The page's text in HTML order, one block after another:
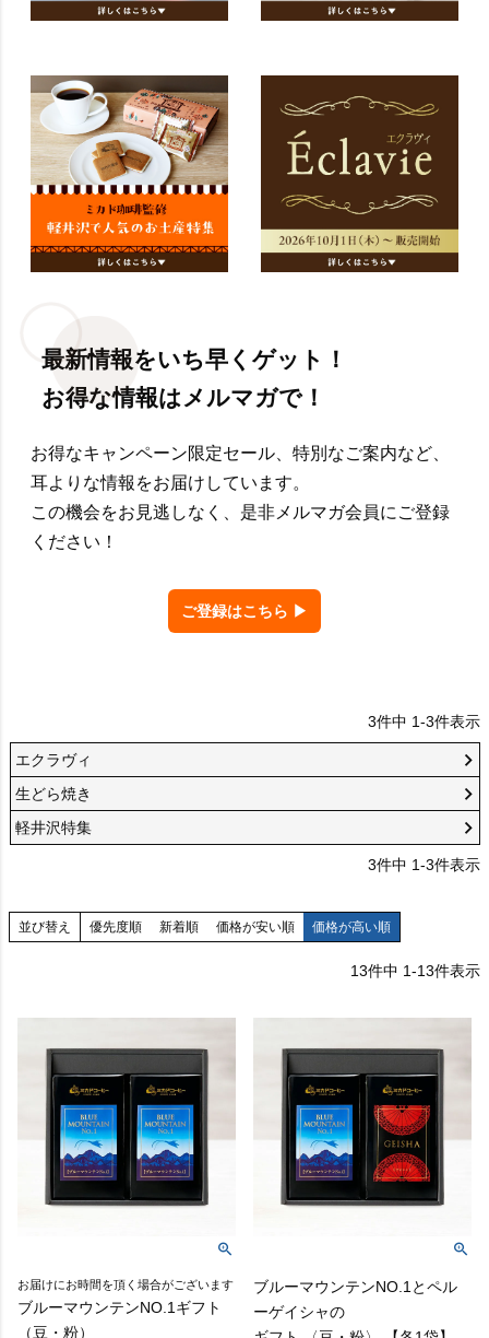
最新情報をいち早くゲット！
お得な情報はメルマガで！
お得なキャンペーン限定セール、特別なご案内など、
耳よりな情報をお届けしています。
この機会をお見逃しなく、是非メルマガ会員にご登録
ください！
ご登録はこちら ▶
3件中 1-3件表示
エクラヴィ
生どら焼き
軽井沢特集
3件中 1-3件表示
並び替え 優先度順 新着順 価格が安い順 価格が高い順
13件中 1-13件表示
お届けにお時間を頂く場合がございます
ブルーマウンテンNO.1ギフト
（豆・粉）
ブルーマウンテンNO.1とペル
ーゲイシャの